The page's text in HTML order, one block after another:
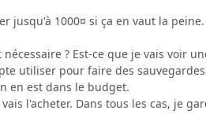
jusqu'à 1000¤ si ça en vaut la
? Est-ce que je vais voir
utiliser pour faire des
en est dans le budget.
l'acheter. Dans tous les cas, je